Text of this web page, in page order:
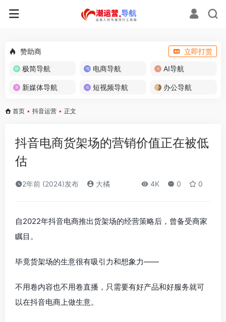
赞助商
立即打赏
极简导航
电商导航 AI导航
新媒体导航 短视频导航 办公导航
首页 • 抖音运营 • 正文
抖音电商货架场的营销价值正在被低
估
2年前 (2024)发布 大橘 4K 0 0
自2022年抖音电商推出货架场的经营策略后，曾备受商家
瞩目。
毕竟货架场的生意很有吸引力和想象力——
不用卷内容也不用卷直播，只需要有好产品和好服务就可
以在抖音电商上做生意。